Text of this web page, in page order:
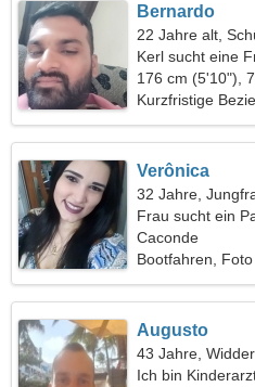
Bernardo
22 Jahre alt,
Kerl sucht eine
176 cm (5'10"),
Kurzfristige
Verônica
32 Jahre,
Frau sucht ein
Caconde
Bootfahren, Foto
Augusto
43 Jahre, Widder
Ich bin